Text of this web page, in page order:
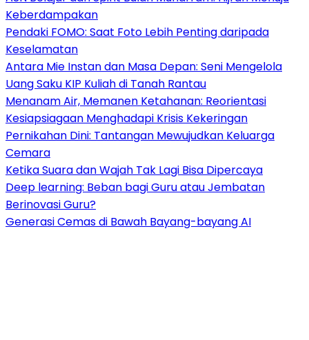
Keberdampakan
Pendaki FOMO: Saat Foto Lebih Penting daripada
Keselamatan
Antara Mie Instan dan Masa Depan: Seni Mengelola
Uang Saku KIP Kuliah di Tanah Rantau
Menanam Air, Memanen Ketahanan: Reorientasi
Kesiapsiagaan Menghadapi Krisis Kekeringan
Pernikahan Dini: Tantangan Mewujudkan Keluarga
Cemara
Ketika Suara dan Wajah Tak Lagi Bisa Dipercaya
Deep learning: Beban bagi Guru atau Jembatan
Berinovasi Guru?
Generasi Cemas di Bawah Bayang-bayang AI